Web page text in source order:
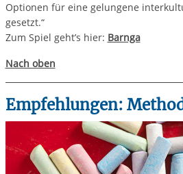
Optionen für eine gelungene
gesetzt.“
Zum Spiel geht’s hier: Barnga
Nach oben
Empfehlungen: